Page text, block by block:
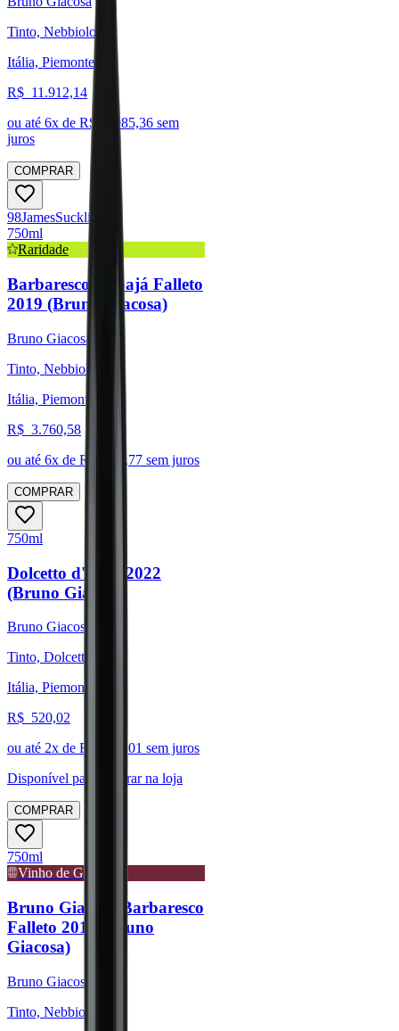
Tinto, Nebbiolo
Itália, Piemonte
R$ 11.912,14
ou até 6x de R$ 1.985,36 sem
juros
COMPRAR
98JamesSuckling
750ml
Raridade
Barbaresco Rabajá Falleto
2019 (Bruno Giacosa)
Bruno Giacosa
Tinto, Nebbiolo
Itália, Piemonte
R$ 3.760,58
ou até 6x de R$ 626,77 sem juros
COMPRAR
750ml
Dolcetto d'Alba 2022
(Bruno Giacosa)
Bruno Giacosa
Tinto, Dolcetto
Itália, Piemonte
R$ 520,02
ou até 2x de R$ 260,01 sem juros
Disponível para:
Retirar na loja
COMPRAR
750ml
Vinho de Guarda
Bruno Giacosa Barbaresco
Falleto 2018 (Bruno
Giacosa)
Bruno Giacosa
Tinto, Nebbiolo